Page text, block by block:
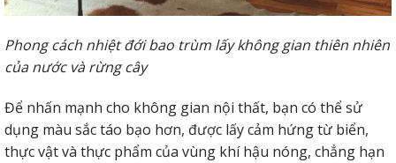
Phong cách nhiệt đới bao trùm lấy không gian thiên nhiên
của nước và rừng cây
Để nhấn mạnh cho không gian nội thất, bạn có thể sử
dụng màu sắc táo bạo hơn, được lấy cảm hứng từ biển,
thực vật và thực phẩm của vùng khí hậu nóng, chẳng hạn